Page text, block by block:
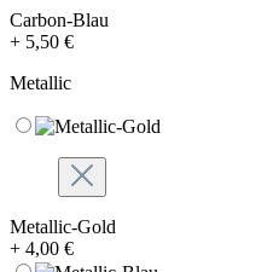
Carbon-Blau
+ 5,50 €
Metallic
Metallic-Gold
+ 4,00 €